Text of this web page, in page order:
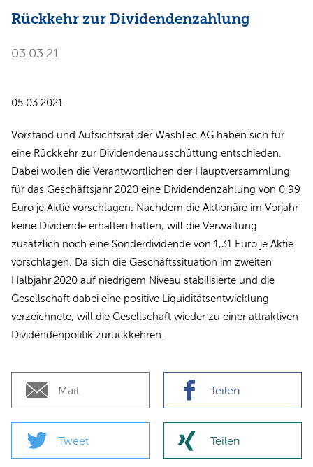
Rückkehr zur Dividendenzahlung
03.03.21
05.03.2021
Vorstand und Aufsichtsrat der WashTec AG haben sich für
eine Rückkehr zur Dividendenausschüttung entschieden.
Dabei wollen die Verantwortlichen der Hauptversammlung
für das Geschäftsjahr 2020 eine Dividendenzahlung von 0,99
Euro je Aktie vorschlagen. Nachdem die Aktionäre im Vorjahr
keine Dividende erhalten hatten, will die Verwaltung
zusätzlich noch eine Sonderdividende von 1,31 Euro je Aktie
vorschlagen. Da sich die Geschäftssituation im zweiten
Halbjahr 2020 auf niedrigem Niveau stabilisierte und die
Gesellschaft dabei eine positive Liquiditätsentwicklung
verzeichnete, will die Gesellschaft wieder zu einer attraktiven
Dividendenpolitik zurückkehren.
Mail Teilen
Tweet Teilen